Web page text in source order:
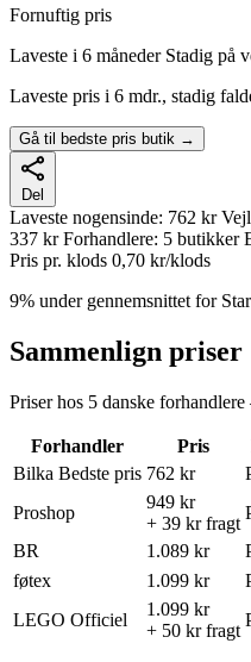
Fornuftig pris
Laveste i 6 måneder Stadig på
Laveste pris i 6 mdr., stadig
Gå til bedste pris butik →
Del
Laveste nogensinde: 762 kr
337 kr Forhandlere: 5 butikker
Pris pr. klods 0,70 kr/klods
9% under gennemsnittet for
Sammenlign priser
Priser hos 5 danske
Forhandler Pris
Bilka Bedste pris 762 kr
Proshop
949 kr
+ 39 kr fragt
BR 1.089 kr
føtex 1.099 kr
LEGO Officiel
1.099 kr
+ 50 kr fragt